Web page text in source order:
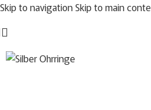
Skip to navigationSkip to main